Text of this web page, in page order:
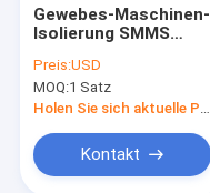
Gewebes-Maschinen-
Isolierung SMMS
bekleidet
nichtgewebte
Fertigungsstraße
Preis:USD
MOQ:1 Satz
Kontakt